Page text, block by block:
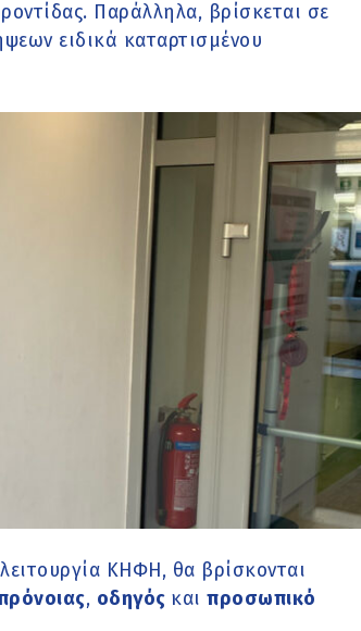
Παράλληλα, βρίσκεται σε
ειδικά καταρτισμένου
ΚΗΦΗ, θα βρίσκονται
, οδηγός και προσωπικό